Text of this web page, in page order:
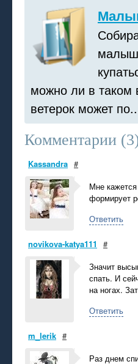
можно ли в таком
ветерок может
Комментарии (3
Kassandra #
Мне
формирует
Ответить
novikova-katya111 #
Значит
спать. И
на ногах.
Ответить
m_lerik #
Раз днем